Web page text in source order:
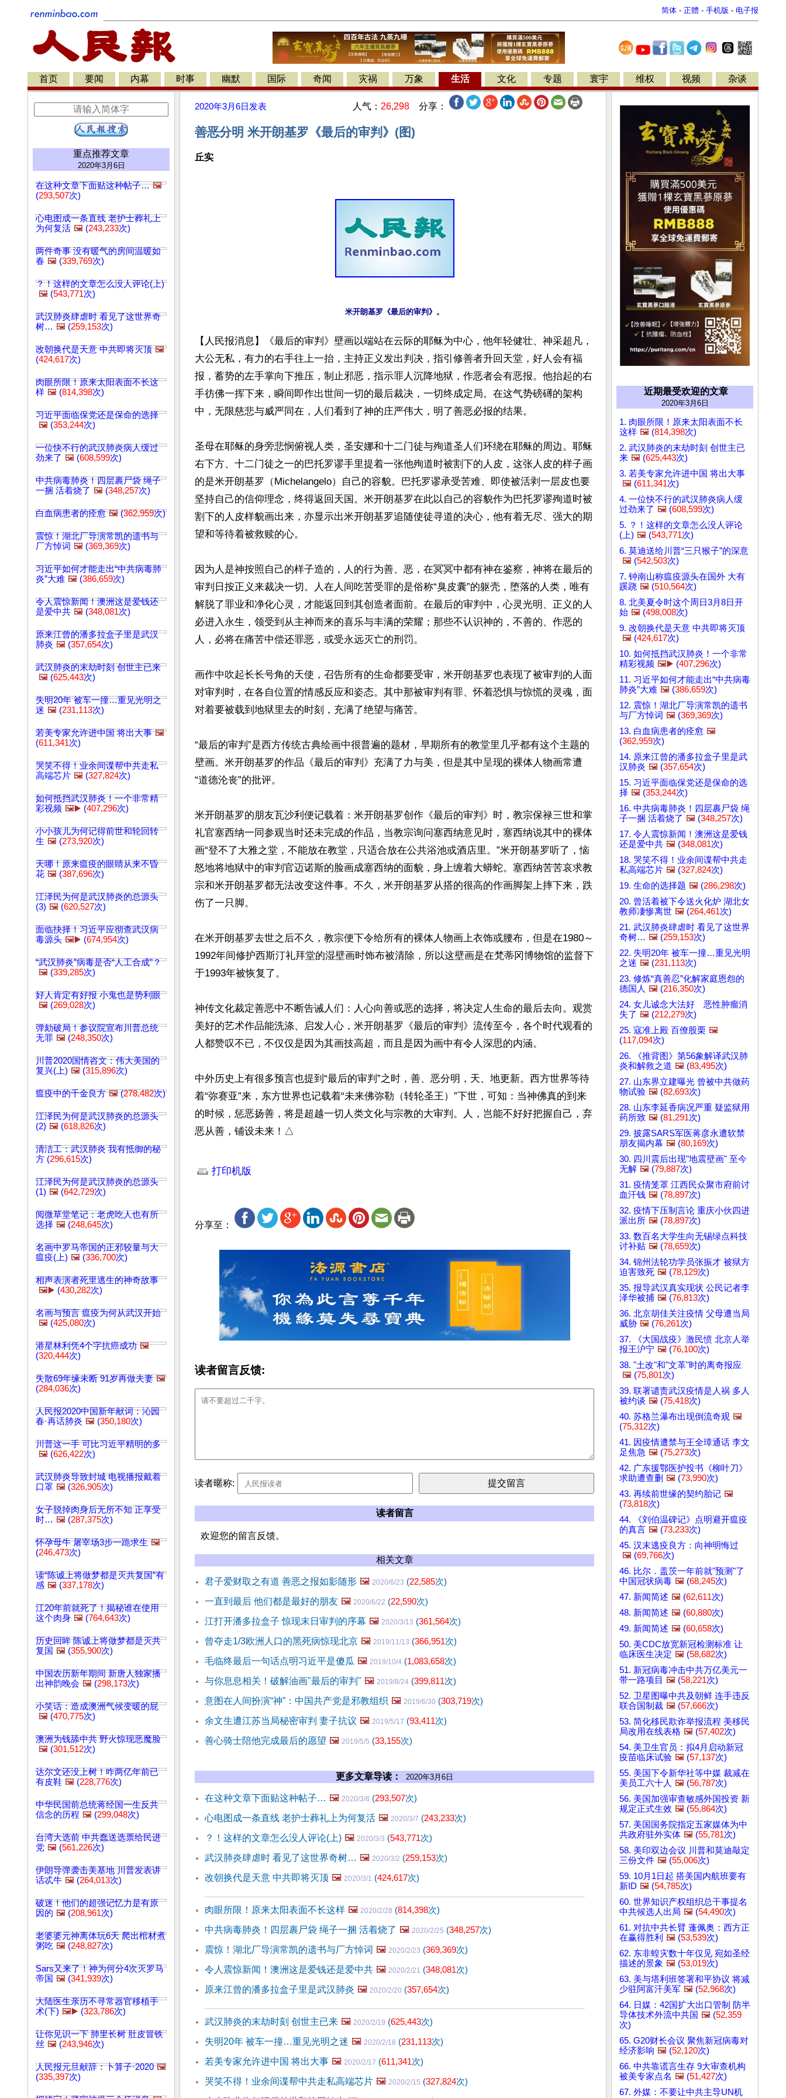
简体 - 正體 - 手机版 - 电子报
首页 要闻 内幕 时事 幽默 国际 奇闻 灾祸 万象 生活 文化 专题 寰宇 维权 视频 杂谈
重点推荐文章
2020年3月6日
在这种文章下面贴这种帖子… 🖼️
(293,507次)
心电图成一条直线 老护士葬礼上
为何复活 🖼️ (243,233次)
两件奇事 没有暖气的房间温暖如
春 🖼️ (339,769次)
？！这样的文章怎么没人评论(上)
🖼️ (543,771次)
武汉肺炎肆虐时 看见了这世界奇
树… 🖼️ (259,153次)
改朝换代是天意 中共即将灭顶 🖼️
(424,617次)
肉眼所限！原来太阳表面不长这
样 🖼️ (814,398次)
习近平面临保党还是保命的选择
🖼️ (353,244次)
一位快不行的武汉肺炎病人缓过
劲来了 🖼️ (608,599次)
中共病毒肺炎！四层裹尸袋 绳子
一捆 活着烧了 🖼️ (348,257次)
白血病患者的痊愈 🖼️(362,959次)
震惊！湖北厂导演常凯的遗书与
厂方悼词 🖼️ (369,369次)
习近平如何才能走出“中共病毒肺
炎”大难 🖼️ (386,659次)
令人震惊新闻！澳洲这是爱钱还
是爱中共 🖼️ (348,081次)
原来江曾的潘多拉盒子里是武汉
肺炎 🖼️ (357,654次)
武汉肺炎的末劫时刻 创世主已来
🖼️ (625,443次)
失明20年 被车一撞…重见光明之
迷 🖼️ (231,113次)
若美专家允许进中国 将出大事 🖼️
(611,341次)
哭笑不得！业余间谍帮中共走私
高端芯片 🖼️ (327,824次)
如何抵挡武汉肺炎！一个非常精
彩视频 🖼️▶️ (407,296次)
小小孩儿为何记得前世和轮回转
生 🖼️ (273,920次)
天哪！原来瘟疫的眼睛从来不昏
花 🖼️ (387,696次)
江泽民为何是武汉肺炎的总源头
(3) 🖼️ (620,527次)
面临抉择！习近平应彻查武汉病
毒源头 🖼️▶️ (674,954次)
“武汉肺炎”病毒是否“人工合成”？
🖼️ (339,285次)
好人肯定有好报 小鬼也是势利眼
🖼️ (269,028次)
弹劾破局！参议院宣布川普总统
无罪 🖼️ (248,350次)
川普2020国情咨文：伟大美国的
复兴(上) 🖼️ (315,896次)
瘟疫中的千金良方 🖼️(278,482次)
江泽民为何是武汉肺炎的总源头
(2) 🖼️ (618,826次)
清洁工：武汉肺炎 我有抵御的秘
方 (296,615次)
江泽民为何是武汉肺炎的总源头
(1) 🖼️ (642,729次)
阅微草堂笔记：老虎吃人也有所
选择 🖼️ (248,645次)
名画中罗马帝国的正邪较量与大
瘟疫(上) 🖼️ (336,700次)
相声表演者死里逃生的神奇故事
🖼️▶️ (430,282次)
名画与预言 瘟疫为何从武汉开始
🖼️ (425,080次)
港星林利凭4个字抗癌成功 🖼️
(320,444次)
失散69年缘未断 91岁再做夫妻 🖼️
(284,036次)
人民报2020中国新年献词：沁园
春·再话肺炎 🖼️ (350,180次)
川普这一手 可比习近平精明的多
🖼️ (626,422次)
武汉肺炎导致封城 电视播报戴着
口罩 🖼️ (326,905次)
女子脱掉肉身后无所不知 正享受
时… 🖼️ (287,375次)
怀孕母牛 屠宰场3步一跪求生 🖼️
(246,473次)
读“陈诚上将做梦都是灭共复国”有
感 🖼️ (337,178次)
江20年前就死了！揭秘谁在使用
这个肉身 🖼️ (764,643次)
历史回眸 陈诚上将做梦都是灭共
复国 🖼️ (355,900次)
中国农历新年期间 新唐人独家播
出神韵晚会 🖼️ (298,173次)
小笑话：造成澳洲气候变暖的屁
🖼️ (470,775次)
澳洲为钱舔中共 野火惊现恶魔脸
🖼️ (301,512次)
达尔文还没上树！咋两亿年前已
有皮鞋 🖼️ (228,776次)
中华民国前总统蒋经国一生反共
信念的历程 🖼️ (299,048次)
台湾大选前 中共蠢送选票给民进
党 🖼️ (561,226次)
伊朗导弹袭击美基地 川普发表讲
话忒牛 🖼️ (264,013次)
破迷！他们的超强记忆力是有原
因的 🖼️ (208,961次)
老婆婆元神离体玩6天 爬出棺材煮
粥吃 🖼️ (248,827次)
Sars又来了！神为何分4次灭罗马
帝国 🖼️ (341,939次)
大陆医生亲历不寻常器官移植手
术(下) 🖼️▶️ (323,786次)
让你见识一下 肺里长树 肚皮冒铁
丝 🖼️ (243,946次)
人民报元旦献辞：卜算子·2020 🖼️
(335,397次)
2020年3月6日 发表 人气： 26,298 分享：
善恶分明 米开朗基罗《最后的审判》(图)
丘实
【人民报消息】《最后的审判》壁画以端站在云际的耶稣为中心，他年轻健壮、神采超凡，
大公无私，有力的右手往上一抬，主持正义发出判决，指引修善者升回天堂，好人会有福
报，蓄势的左手掌向下推压，制止邪恶，指示罪人沉降地狱，作恶者会有恶报。他抬起的右
手彷佛一挥下来，瞬间即作出世间一切的最后裁决，一切终成定局。在这气势磅礡的架构
中，无限慈悲与威严同在，人们看到了神的庄严伟大，明了善恶必报的结果。
圣母在耶稣的身旁悲悯俯视人类，圣安娜和十二门徒与殉道圣人们环绕在耶稣的周边。耶稣
右下方、十二门徒之一的巴托罗谬手里提着一张他殉道时被割下的人皮，这张人皮的样子画
的是米开朗基罗（Michelangelo）自己的容貌。巴托罗谬承受苦难、即使被活剥一层皮也要
坚持自己的信仰理念，终得返回天国。米开朗基罗在此以自己的容貌作为巴托罗谬殉道时被
割下的人皮样貌画出来，亦显示出米开朗基罗追随使徒寻道的决心，他有着无尽、强大的期
望和等待着被救赎的心。
因为人是神按照自己的样子造的，人的行为善、恶，在冥冥中都有神在鉴察，神将在最后的
审判日按正义来裁决一切。人在人间吃苦受罪的是俗称“臭皮囊”的躯壳，堕落的人类，唯有
解脱了罪业和净化心灵，才能返回到其创造者面前。在最后的审判中，心灵光明、正义的人
必进入永生，领受到从主神而来的喜乐与丰满的荣耀；那些不认识神的，不善的、作恶的
人，必将在痛苦中偿还罪恶，或受永远灭亡的刑罚。
画作中吹起长长号角的天使，召告所有的生命都要受审，米开朗基罗也表现了被审判的人面
对审判时，在各自位置的情感反应和姿态。其中那被审判有罪、怀着恐惧与惊慌的灵魂，面
对着要被载到地狱里去的时刻，充满了绝望与痛苦。
“最后的审判”是西方传统古典绘画中很普遍的题材，早期所有的教堂里几乎都有这个主题的
壁画。米开朗基罗的作品《最后的审判》充满了力与美，但是其中呈现的裸体人物画常遭
“道德沦丧”的批评。
米开朗基罗的朋友瓦沙利便记载着：米开朗基罗创作《最后的审判》时，教宗保禄三世和掌
礼官塞西纳一同参观当时还未完成的作品，当教宗询问塞西纳意见时，塞西纳说其中的裸体
画“登不了大雅之堂，不能放在教堂，只适合放在公共浴池或酒店里。”米开朗基罗听了，恼
怒地将地狱中的审判官迈诺斯的脸画成塞西纳的面貌，身上缠着大蟒蛇。塞西纳苦苦哀求教
宗和米开朗基罗都无法改变这件事。不久，米开朗基罗从搭的很高的作画脚架上摔下来，跌
伤了一只脚。
在米开朗基罗去世之后不久，教宗便下令给所有的裸体人物画上衣饰或腰布，但是在1980～
1992年间修护西斯汀礼拜堂的湿壁画时饰布被清除，所以这壁画是在梵蒂冈博物馆的监督下
于1993年被恢复了。
神传文化裁定善恶中不断告诫人们：人心向善或恶的选择，将决定人生命的最后去向。观赏
美好的艺术作品能洗涤、启发人心，米开朗基罗《最后的审判》流传至今，各个时代观看的
人都赞叹不已，不仅仅是因为其画技高超，而且是因为画中有令人深思的内涵。
中外历史上有很多预言也提到“最后的审判”之时，善、恶分明，天、地更新。西方世界等待
着“弥赛亚”来，东方世界也记载着“未来佛弥勒（转轮圣王）”下世，可知：当神佛真的到来
的时候，惩恶扬善，将是超越一切人类文化与宗教的大审判。人，岂能不好好把握自己，弃
恶从善，铺设未来！△
打印机版
分享至：
读者留言反馈:
读者暱称:
读者留言
欢迎您的留言反馈。
相关文章
君子爱财取之有道 善恶之报如影随形 🖼️ 2020/6/23 (22,585次)
一直到最后 他们都是最好的朋友 🖼️ 2020/6/22 (22,590次)
江打开潘多拉盒子 惊现末日审判的序幕 🖼️ 2020/3/13 (361,564次)
曾夺走1/3欧洲人口的黑死病惊现北京 🖼️ 2019/11/13 (366,951次)
毛临终最后一句话点明习近平是傻瓜 🖼️ 2019/10/4 (1,083,658次)
与你息息相关！破解油画"最后的审判" 🖼️ 2019/8/24 (399,811次)
意图在人间扮演“神”：中国共产党是邪教组织 🖼️ 2019/6/30 (303,719次)
余文生遭江苏当局秘密审判 妻子抗议 🖼️ 2019/5/17 (93,411次)
善心骑士陪他完成最后的愿望 🖼️ 2019/5/5 (33,155次)
更多文章导读： 2020年3月6日
在这种文章下面贴这种帖子… 🖼️ 2020/3/8 (293,507次)
心电图成一条直线 老护士葬礼上为何复活 🖼️ 2020/3/7 (243,233次)
？！这样的文章怎么没人评论(上) 🖼️ 2020/3/3 (543,771次)
武汉肺炎肆虐时 看见了这世界奇树… 🖼️ 2020/3/2 (259,153次)
改朝换代是天意 中共即将灭顶 🖼️ 2020/3/1 (424,617次)
肉眼所限！原来太阳表面不长这样 🖼️ 2020/2/28 (814,398次)
中共病毒肺炎！四层裹尸袋 绳子一捆 活着烧了 🖼️ 2020/2/25 (348,257次)
震惊！湖北厂导演常凯的遗书与厂方悼词 🖼️ 2020/2/23 (369,369次)
令人震惊新闻！澳洲这是爱钱还是爱中共 🖼️ 2020/2/21 (348,081次)
原来江曾的潘多拉盒子里是武汉肺炎 🖼️ 2020/2/20 (357,654次)
武汉肺炎的末劫时刻 创世主已来 🖼️ 2020/2/19 (625,443次)
失明20年 被车一撞…重见光明之迷 🖼️ 2020/2/18 (231,113次)
若美专家允许进中国 将出大事 🖼️ 2020/2/17 (611,341次)
哭笑不得！业余间谍帮中共走私高端芯片 🖼️ 2020/2/15 (327,824次)
近期最受欢迎的文章
2020年3月6日
1. 肉眼所限！原来太阳表面不长
这样 🖼️ (814,398次)
2. 武汉肺炎的末劫时刻 创世主已
来 🖼️ (625,443次)
3. 若美专家允许进中国 将出大事
🖼️ (611,341次)
4. 一位快不行的武汉肺炎病人缓
过劲来了 🖼️ (608,599次)
5. ？！这样的文章怎么没人评论
(上) 🖼️ (543,771次)
6. 莫迪送给川普“三只猴子”的深意
🖼️ (542,503次)
7. 钟南山称瘟疫源头在国外 大有
蹊跷 🖼️ (510,564次)
8. 北美夏令时这个周日3月8日开
始 🖼️ (498,008次)
9. 改朝换代是天意 中共即将灭顶
🖼️ (424,617次)
10. 如何抵挡武汉肺炎！一个非常
精彩视频 🖼️▶️ (407,296次)
11. 习近平如何才能走出“中共病毒
肺炎”大难 🖼️ (386,659次)
12. 震惊！湖北厂导演常凯的遗书
与厂方悼词 🖼️ (369,369次)
13. 白血病患者的痊愈 🖼️
(362,959次)
14. 原来江曾的潘多拉盒子里是武
汉肺炎 🖼️ (357,654次)
15. 习近平面临保党还是保命的选
择 🖼️ (353,244次)
16. 中共病毒肺炎！四层裹尸袋 绳
子一捆 活着烧了 🖼️ (348,257次)
17. 令人震惊新闻！澳洲这是爱钱
还是爱中共 🖼️ (348,081次)
18. 哭笑不得！业余间谍帮中共走
私高端芯片 🖼️ (327,824次)
19. 生命的选择题 🖼️ (286,298次)
20. 曾活着被下令送火化炉 湖北女
教师凄惨离世 🖼️ (264,461次)
21. 武汉肺炎肆虐时 看见了这世界
奇树… 🖼️ (259,153次)
22. 失明20年 被车一撞…重见光明
之迷 🖼️ (231,113次)
23. 修炼“真善忍”化解家庭恩怨的
德国人 🖼️ (216,350次)
24. 女儿诚念大法好 恶性肿瘤消
失了 🖼️ (212,279次)
25. 寇准上殿 百僚股栗 🖼️
(117,094次)
26. 《推背图》第56象解译武汉肺
炎和解救之道 🖼️ (83,495次)
27. 山东界立建曝光 曾被中共做药
物试验 🖼️ (82,693次)
28. 山东李延香病况严重 疑监狱用
药所致 🖼️ (81,291次)
29. 披露SARS军医蒋彦永遭软禁
朋友揭内幕 🖼️ (80,169次)
30. 四川震后出现"地震壁画" 至今
无解 🖼️ (79,887次)
31. 疫情笼罩 江西民众聚市府前讨
血汗钱 🖼️ (78,897次)
32. 疫情下压制言论 重庆小伙四进
派出所 🖼️ (78,897次)
33. 数百名大学生向无锡绿点科技
讨补贴 🖼️ (78,659次)
34. 锦州法轮功学员张振才 被狱方
迫害致死 🖼️ (78,129次)
35. 报导武汉真实现状 公民记者李
泽华被捕 🖼️ (76,813次)
36. 北京胡佳关注疫情 父母遭当局
威胁 🖼️ (76,261次)
37. 《大国战疫》激民愤 北京人举
报王沪宁 🖼️ (76,100次)
38. "土改"和"文革"时的离奇报应
🖼️ (75,801次)
39. 联署谴责武汉疫情是人祸 多人
被约谈 🖼️ (75,418次)
40. 苏格兰瀑布出现倒流奇观 🖼️
(75,312次)
41. 因疫情遭禁与王全璋通话 李文
足焦急 🖼️ (75,273次)
42. 广东援鄂医护投书《柳叶刀》
求助遭查删 🖼️ (73,990次)
43. 再续前世缘的契约胎记 🖼️
(73,818次)
44. 《刘伯温碑记》点明避开瘟疫
的真言 🖼️ (73,233次)
45. 汉末逃疫良方：向神明悔过
🖼️ (69,766次)
46. 比尔．盖茨一年前就"预测"了
中国冠状病毒 🖼️ (68,245次)
47. 新闻简述 🖼️ (62,611次)
48. 新闻简述 🖼️ (60,880次)
49. 新闻简述 🖼️ (60,658次)
50. 美CDC放宽新冠检测标准 让
临床医生决定 🖼️ (58,682次)
51. 新冠病毒冲击中共万亿美元一
带一路项目 🖼️ (58,221次)
52. 卫星图曝中共及朝鲜 连手违反
联合国制裁 🖼️ (57,666次)
53. 简化移民欺诈举报流程 美移民
局改用在线表格 🖼️ (57,402次)
54. 美卫生官员：拟4月启动新冠
疫苗临床试验 🖼️ (57,137次)
55. 美国下令新华社等中媒 裁减在
美员工六十人 🖼️ (56,787次)
56. 美国加强审查敏感外国投资 新
规定正式生效 🖼️ (55,864次)
57. 美国国务院指定五家媒体为中
共政府驻外实体 🖼️ (55,781次)
58. 美印双边会议 川普和莫迪敲定
三份文件 🖼️ (55,006次)
59. 10月1日起 搭美国内航班要有
新ID 🖼️ (54,785次)
60. 世界知识产权组织总干事提名
中共候选人出局 🖼️ (54,490次)
61. 对抗中共长臂 蓬佩奥：西方正
在赢得胜利 🖼️ (53,539次)
62. 东非蝗灾数十年仅见 宛如圣经
描述的景象 🖼️ (53,019次)
63. 美与塔利班签署和平协议 将减
少驻阿富汗美军 🖼️ (52,968次)
64. 日媒：42国扩大出口管制 防半
导体技术外流中共国 🖼️ (52,359
次)
65. G20财长会议 聚焦新冠病毒对
经济影响 🖼️ (52,120次)
66. 中共靠谎言生存 9大审查机构
被美专家点名 🖼️ (51,427次)
67. 外媒：不要让中共主导UN机